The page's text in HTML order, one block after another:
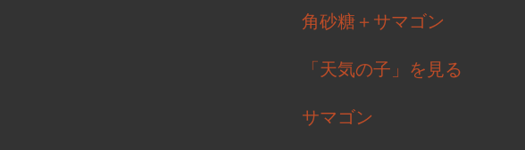
角砂糖＋サマゴン
「天気の子」を見る
サマゴン